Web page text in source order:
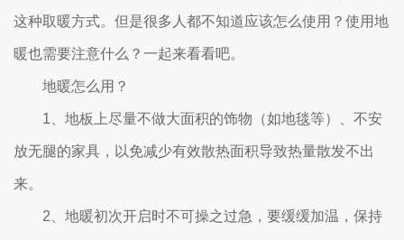
这种取暖方式。但是很多人都不知道应该怎么使用？使用地
暖也需要注意什么？一起来看看吧。
地暖怎么用？
1、地板上尽量不做大面积的饰物（如地毯等）、不安
放无腿的家具，以免减少有效散热面积导致热量散发不出
来。
2、地暖初次开启时不可操之过急，要缓缓加温，保持